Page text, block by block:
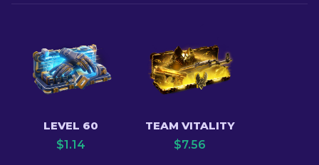
LEVEL 60
$1.14
TEAM VITALITY
$7.56